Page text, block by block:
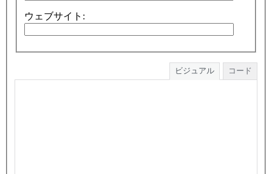
ウェブサイト:
ビジュアル コード